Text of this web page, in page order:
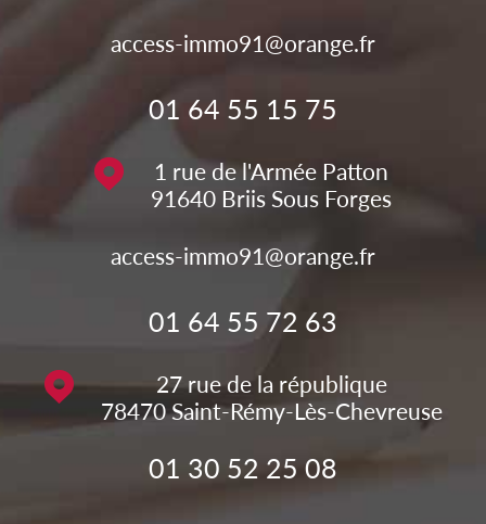
access-immo91@orange.fr
01 64 55 15 75
1 rue de l'Armée Patton
91640 Briis Sous Forges
access-immo91@orange.fr
01 64 55 72 63
27 rue de la république
78470 Saint-Rémy-Lès-Chevreuse
01 30 52 25 08